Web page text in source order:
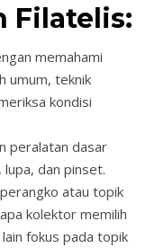
Filatelis:
memahami
umum, teknik
kondisi
peralatan dasar
dan pinset.
atau topik
kolektor memilih
fokus pada topik